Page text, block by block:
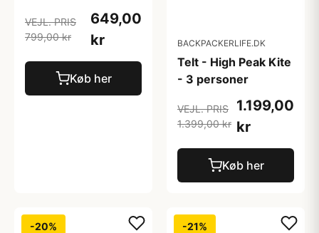
VEJL. PRIS
799,00 kr
649,00
kr
Køb her
BACKPACKERLIFE.DK
Telt - High Peak Kite
- 3 personer
VEJL. PRIS
1.399,00 kr
1.199,00
kr
Køb her
-20% -21%